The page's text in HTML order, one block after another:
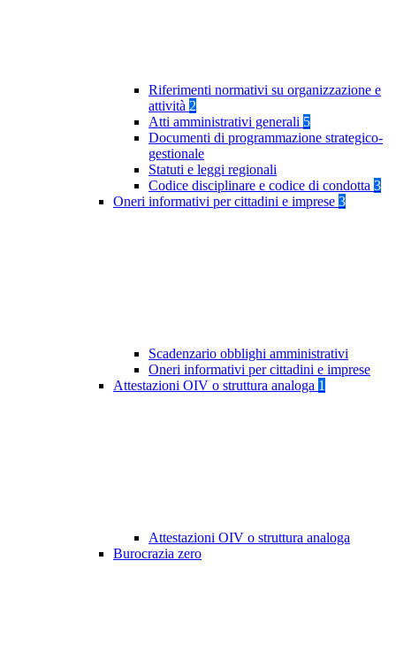
Riferimenti normativi su organizzazione e
attività 2
Atti amministrativi generali 5
Documenti di programmazione strategico-
gestionale
Statuti e leggi regionali
Codice disciplinare e codice di condotta 3
Oneri informativi per cittadini e imprese 3
Scadenzario obblighi amministrativi
Oneri informativi per cittadini e imprese
Attestazioni OIV o struttura analoga 1
Attestazioni OIV o struttura analoga
Burocrazia zero